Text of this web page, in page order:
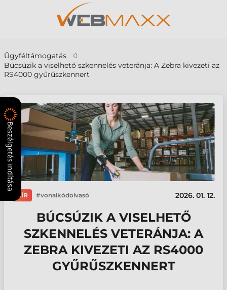
Ügyféltámogatás
Búcsúzik a viselhető szkennelés veteránja: A Zebra kivezeti az
RS4000 gyűrűszkennert
HÍR vonalkódolvasó 2026. 01. 12.
BÚCSÚZIK A VISELHETŐ
SZKENNELÉS VETERÁNJA: A
ZEBRA KIVEZETI AZ RS4000
GYŰRŰSZKENNERT
Beszélgetés indítása